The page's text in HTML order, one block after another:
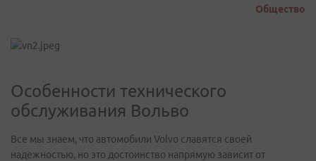
Общество
Особенности технического
обслуживания Вольво
Все мы знаем, что автомобили Volvo славятся своей
надежностью, но это достоинство напрямую зависит от